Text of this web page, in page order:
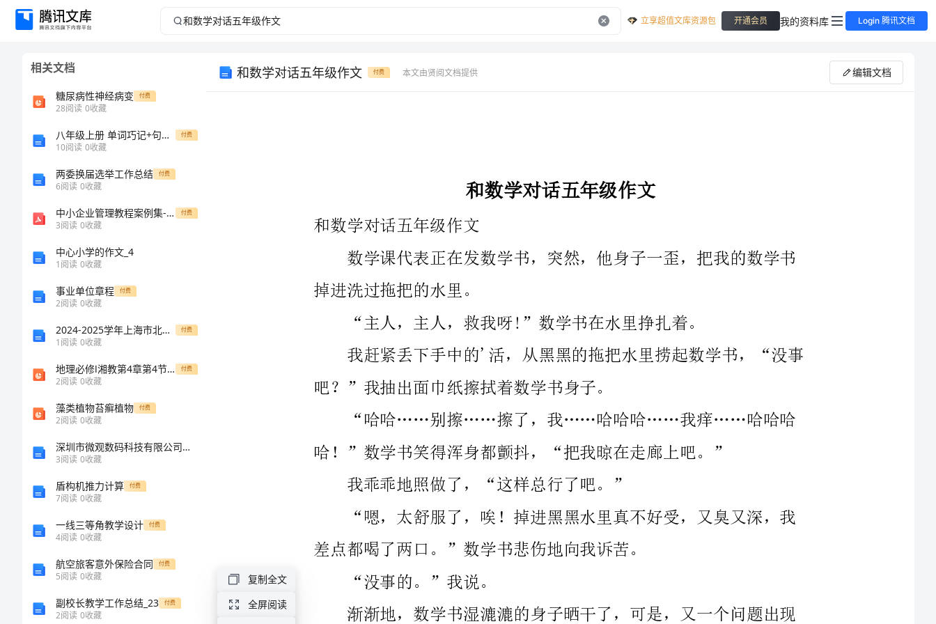
和
立享超值文库资源包 开通会员 我的资料库 Login 腾讯文档
相关文档
糖尿病性神经病变 付费
28阅读 0收藏
八年级上册 单词巧记+句型语法剖析（Unit 1 How often do you exercise） 付费
10阅读 0收藏
两委换届选举工作总结 付费
6阅读 0收藏
中小企业管理教程案例集-财经大学 付费
3阅读 0收藏
中心小学的作文_4
1阅读 0收藏
事业单位章程 付费
2阅读 0收藏
2024-2025学年上海市北虹高级中学高一生物上学期期末监测模拟试题含解析 付费
1阅读 0收藏
地理必修Ⅰ湘教第4章第4节课件（共24张） 付费
2阅读 0收藏
藻类植物苔癣植物 付费
2阅读 0收藏
深圳市微观数码科技有限公司介绍企业发展分析报告
3阅读 0收藏
盾构机推力计算 付费
7阅读 0收藏
一线三等角教学设计 付费
4阅读 0收藏
航空旅客意外保险合同 付费
5阅读 0收藏
副校长教学工作总结_23 付费
2阅读 0收藏
和数学对话五年级作文 付费 本文由贤阅文档提供 编辑文档
样呢。”我试着去抚慰数学书。
数学课代表正在发数学书，突然，他身子一歪，把我的数学书
掉进洗过拖把的水里。
“主人，主人，救我呀!”数学书在水里挣扎着。
“哈哈……别擦……擦了，我……哈哈哈……我痒……哈哈哈
哈！”数学书笑得浑身都颤抖，“把我晾在走廊上吧。”
我乖乖地照做了，“这样总行了吧。”
差点都喝了两口。”数学书悲伤地向我诉苦。
“没事的。”我说。
渐渐地，数学书湿漉漉的身子晒干了，可是，又一个问题出现
复制全文
全屏阅读